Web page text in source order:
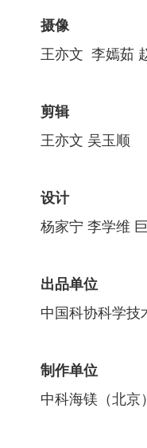
摄像
王亦文 李嫣茹
剪辑
王亦文 吴玉顺
设计
杨家宁 李学维
出品单位
中国科协科学技
制作单位
中科海镁（北京